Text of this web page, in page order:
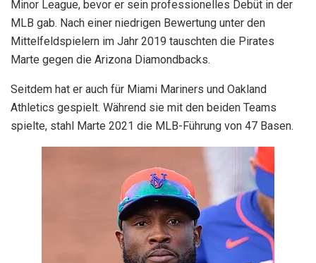
Minor League, bevor er sein professionelles Debüt in der
MLB gab. Nach einer niedrigen Bewertung unter den
Mittelfeldspielern im Jahr 2019 tauschten die Pirates
Marte gegen die Arizona Diamondbacks.
Seitdem hat er auch für Miami Mariners und Oakland
Athletics gespielt. Während sie mit den beiden Teams
spielte, stahl Marte 2021 die MLB-Führung von 47 Basen.